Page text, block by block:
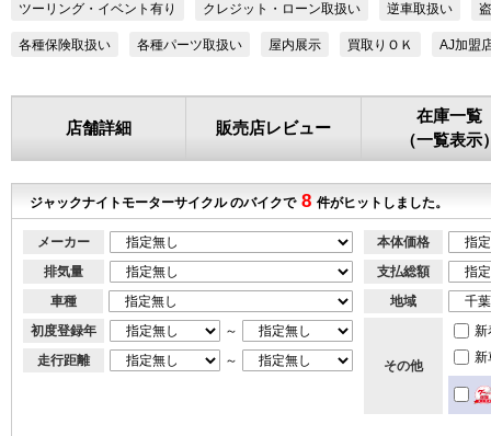
ツーリング・イベント有り クレジット・ローン取扱い 逆車取扱い
各種保険取扱い 各種パーツ取扱い 屋内展示 買取りＯＫ AJ加盟
店舗詳細 販売店レビュー
在庫一覧
（一覧表示
ジャックナイトモーターサイクル のバイクで 8 件がヒットしました。
メーカー
排気量
車種
初度登録年
～
走行距離
～
本体価格
支払総額
地域
その他
新
新